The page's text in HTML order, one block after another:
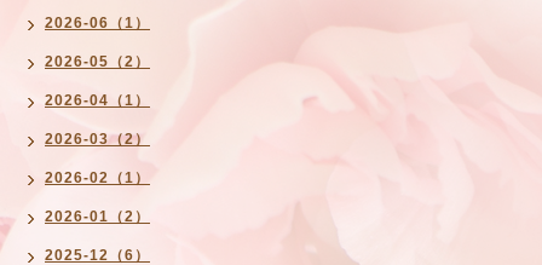
2026-06（1）
2026-05（2）
2026-04（1）
2026-03（2）
2026-02（1）
2026-01（2）
2025-12（6）